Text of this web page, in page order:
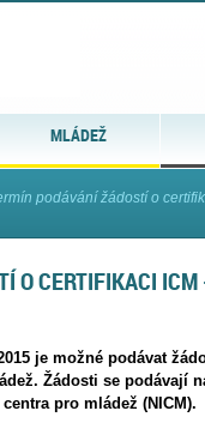
MLÁDEŽ
podávání žádostí o
O CERTIFIKACI
je možné podávat
Žádosti se podávají
pro mládež (NICM).